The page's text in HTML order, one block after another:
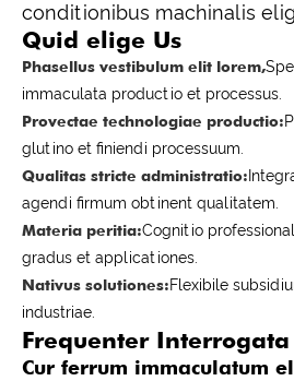
conditionibus machinalis
Quid elige Us
Phasellus vestibulum elit lorem,
immaculata productio et processus.
Provectae technologiae productio:
glutino et finiendi processuum.
Qualitas stricte administratio:
agendi firmum obtinent qualitatem.
Materia peritia:Cognitio
gradus et applicationes.
Nativus solutiones:Flexibile
industriae.
Frequenter Interrogata
Cur ferrum immaculatum